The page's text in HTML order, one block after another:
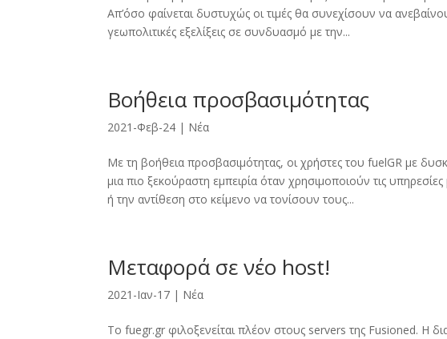
Απ’όσο φαίνεται δυστυχώς οι τιμές θα συνεχίσουν να
γεωπολιτικές εξελίξεις σε συνδυασμό με την...
Βοήθεια προσβασιμότητας
2021-Φεβ-24 | Νέα
Με τη βοήθεια προσβασιμότητας, οι χρήστες του fuelGR με
μια πιο ξεκούραστη εμπειρία όταν χρησιμοποιούν τις
ή την αντίθεση στο κείμενο να τονίσουν τους...
Μεταφορά σε νέο host!
2021-Ιαν-17 | Νέα
Το fuegr.gr φιλοξενείται πλέον στους servers της Fusioned. Η